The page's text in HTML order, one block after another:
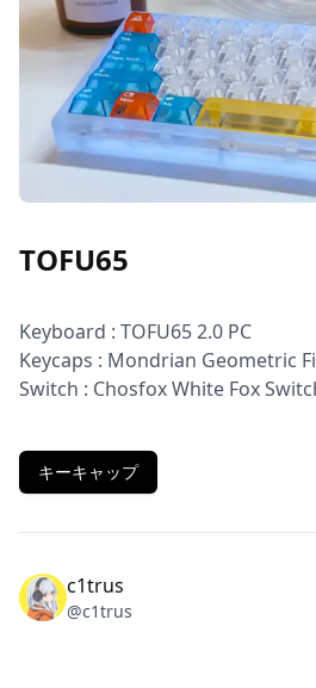
TOFU65
Keyboard : TOFU65 2.0 PC
Keycaps : Mondrian Geometric
Switch : Chosfox White Fox
キーキャップ
c1trus
@c1trus